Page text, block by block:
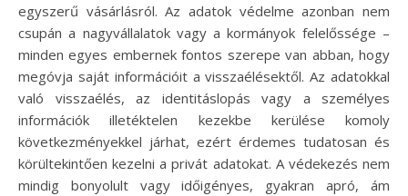
egyszerű vásárlásról. Az adatok védelme azonban nem
csupán a nagyvállalatok vagy a kormányok felelőssége –
minden egyes embernek fontos szerepe van abban, hogy
megóvja saját információit a visszaélésektől. Az adatokkal
való visszaélés, az identitáslopás vagy a személyes
információk illetéktelen kezekbe kerülése komoly
következményekkel járhat, ezért érdemes tudatosan és
körültekintően kezelni a privát adatokat. A védekezés nem
mindig bonyolult vagy időigényes, gyakran apró, ám